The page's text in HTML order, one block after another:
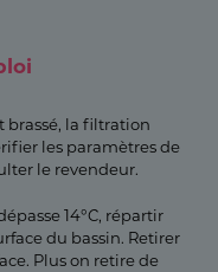
brassé, la filtration
les paramètres de
le revendeur.
14°C, répartir
du bassin. Retirer
Plus on retire de